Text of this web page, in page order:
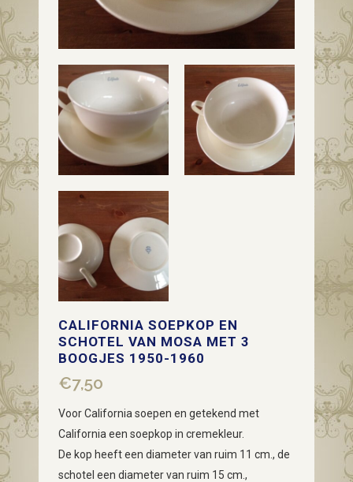
CALIFORNIA SOEPKOP EN
SCHOTEL VAN MOSA MET 3
BOOGJES 1950-1960
€7,50
Voor California soepen en getekend met
California een soepkop in cremekleur.
De kop heeft een diameter van ruim 11 cm., de
schotel een diameter van ruim 15 cm.,